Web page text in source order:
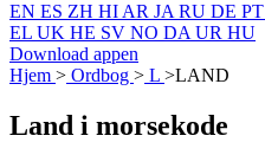
EN ES ZH HI AR JA RU DE PT
EL UK HE SV NO DA UR HU
Download appen
Hjem > Ordbog > L >LAND
Land i morsekode